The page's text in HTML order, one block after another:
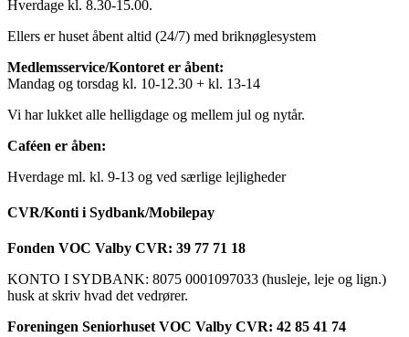
Hverdage kl. 8.30-15.00.
Ellers er huset åbent altid (24/7) med briknøglesystem
Medlemsservice/Kontoret er åbent:
Mandag og torsdag kl. 10-12.30 + kl. 13-14
Vi har lukket alle helligdage og mellem jul og nytår.
Caféen er åben:
Hverdage ml. kl. 9-13 og ved særlige lejligheder
CVR/Konti i Sydbank/Mobilepay
Fonden VOC Valby CVR: 39 77 71 18
KONTO I SYDBANK: 8075 0001097033 (husleje, leje og lign.)
husk at skriv hvad det vedrører.
Foreningen Seniorhuset VOC Valby CVR: 42 85 41 74